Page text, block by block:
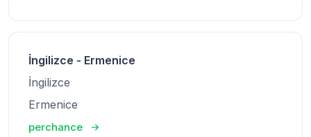
İngilizce - Ermenice
İngilizce
Ermenice
perchance